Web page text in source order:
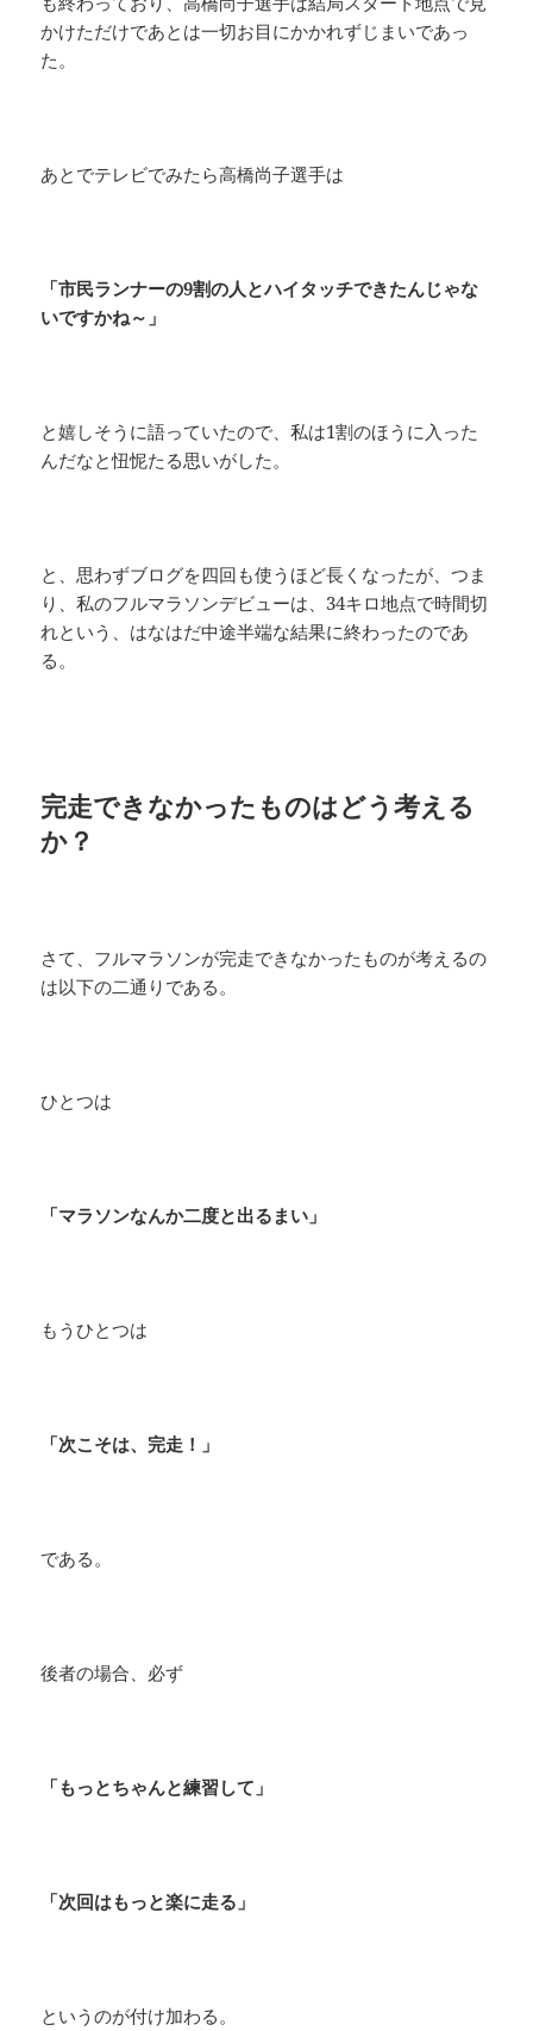
かけただけであとは一切お目にかかれずじまいであっ
た。
あとでテレビでみたら高橋尚子選手は
「市民ランナーの9割の人とハイタッチできたんじゃな
いですかね～」
と嬉しそうに語っていたので、私は1割のほうに入った
んだなと忸怩たる思いがした。
と、思わずブログを四回も使うほど長くなったが、つま
り、私のフルマラソンデビューは、34キロ地点で時間切
れという、はなはだ中途半端な結果に終わったのであ
る。
完走できなかったものはどう考える
か？
さて、フルマラソンが完走できなかったものが考えるの
は以下の二通りである。
ひとつは
「マラソンなんか二度と出るまい」
もうひとつは
「次こそは、完走！」
である。
後者の場合、必ず
「もっとちゃんと練習して」
「次回はもっと楽に走る」
というのが付け加わる。